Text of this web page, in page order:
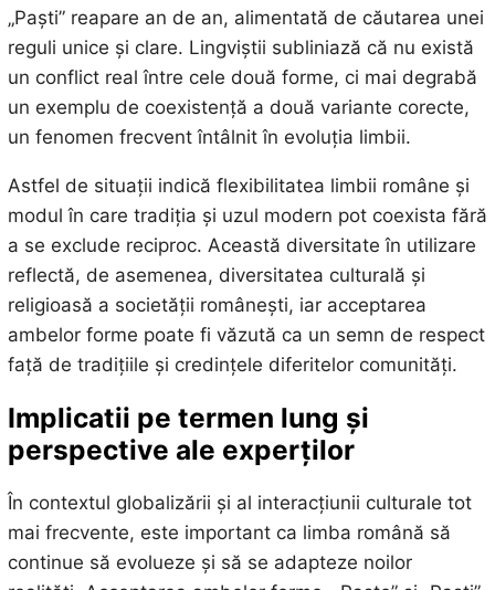
„Paști” reapare an de an, alimentată de căutarea unei
reguli unice și clare. Lingviștii subliniază că nu există
un conflict real între cele două forme, ci mai degrabă
un exemplu de coexistență a două variante corecte,
un fenomen frecvent întâlnit în evoluția limbii.
Astfel de situații indică flexibilitatea limbii române și
modul în care tradiția și uzul modern pot coexista fără
a se exclude reciproc. Această diversitate în utilizare
reflectă, de asemenea, diversitatea culturală și
religioasă a societății românești, iar acceptarea
ambelor forme poate fi văzută ca un semn de respect
față de tradițiile și credințele diferitelor comunități.
Implicatii pe termen lung și
perspective ale experților
În contextul globalizării și al interacțiunii culturale tot
mai frecvente, este important ca limba română să
continue să evolueze și să se adapteze noilor